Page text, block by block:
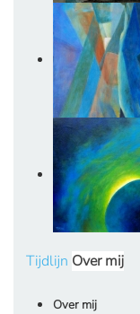
Tijdlijn Over mij
Over mij